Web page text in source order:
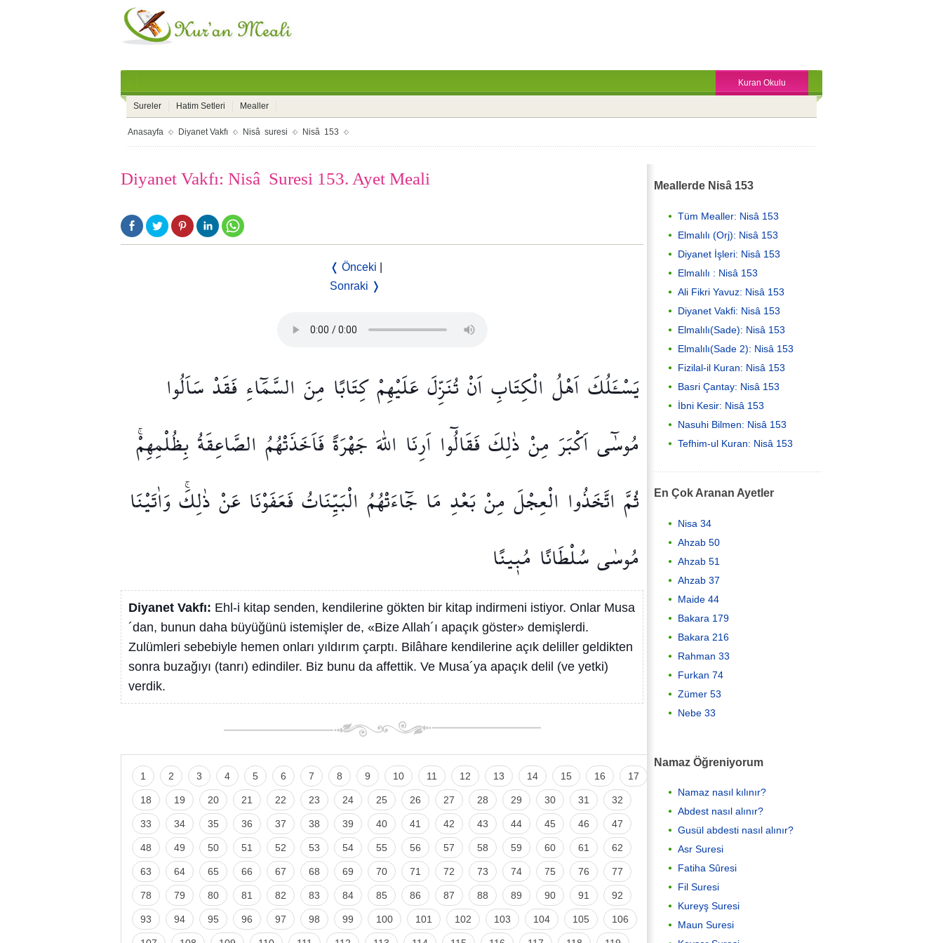
Kuran Okulu
Sureler Hatim Setleri Mealler
Anasayfa Diyanet Vakfı Nisâ suresi Nisâ 153
Diyanet Vakfı: Nisâ Suresi 153. Ayet Meali
❬ Önceki
Sonraki ❭
يَسْـَٔلُكَاَهْلُ الْكِتَابِاَنْتُنَزِّلَ عَلَيْهِمْكِتَابًا مِنَ السَّمَٓاءِ فَقَدْ سَاَلُوا
مُوسٰٓىاَكْبَرَ مِنْ ذٰلِكَفَقَالُٓوا اَرِنَا اللّٰهَ جَهْرَةًفَاَخَذَتْهُمُ الصَّاعِقَةُبِظُلْمِهِمْۚ
ثُمَّ اتَّخَذُوا الْعِجْلَ مِنْبَعْدِ مَا جَٓاءَتْهُمُ الْبَيِّنَاتُفَعَفَوْنَا عَنْ ذٰلِكَۚوَاٰتَيْنَا
مُوسٰىسُلْطَانًا مُب۪ينًا
Diyanet Vakfı: Ehl-i kitap senden, kendilerine gökten bir kitap indirmeni istiyor. Onlar Musa
´dan, bunun daha büyüğünü istemişler de, «Bize Allah´ı apaçık göster» demişlerdi.
Zulümleri sebebiyle hemen onları yıldırım çarptı. Bilâhare kendilerine açık deliller geldikten
sonra buzağıyı (tanrı) edindiler. Biz bunu da affettik. Ve Musa´ya apaçık delil (ve yetki)
verdik.
1 2 3 4 5 6 7 8 9 10 11 12 13 14 15 16 17
18 19 20 21 22 23 24 25 26 27 28 29 30 31 32
33 34 35 36 37 38 39 40 41 42 43 44 45 46 47
48 49 50 51 52 53 54 55 56 57 58 59 60 61 62
63 64 65 66 67 68 69 70 71 72 73 74 75 76 77
78 79 80 81 82 83 84 85 86 87 88 89 90 91 92
93 94 95 96 97 98 99 100 101 102 103 104 105 106
Meallerde Nisâ 153
Tüm Mealler: Nisâ 153
Elmalılı (Orj): Nisâ 153
Diyanet İşleri: Nisâ 153
Elmalılı : Nisâ 153
Ali Fikri Yavuz: Nisâ 153
Diyanet Vakfi: Nisâ 153
Elmalılı(Sade): Nisâ 153
Elmalılı(Sade 2): Nisâ 153
Fizilal-il Kuran: Nisâ 153
Basri Çantay: Nisâ 153
İbni Kesir: Nisâ 153
Nasuhi Bilmen: Nisâ 153
Tefhim-ul Kuran: Nisâ 153
En Çok Aranan Ayetler
Nisa 34
Ahzab 50
Ahzab 51
Ahzab 37
Maide 44
Bakara 179
Bakara 216
Rahman 33
Furkan 74
Zümer 53
Nebe 33
Namaz Öğreniyorum
Namaz nasıl kılınır?
Abdest nasıl alınır?
Gusül abdesti nasıl alınır?
Asr Suresi
Fatiha Sûresi
Fil Suresi
Kureyş Suresi
Maun Suresi